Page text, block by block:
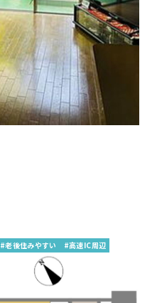
#老後住みやすい #高速IC周辺